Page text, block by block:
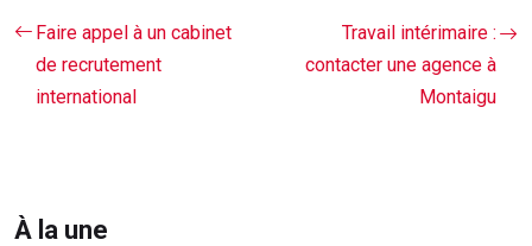
Faire appel à un cabinet
de recrutement
international
Travail intérimaire :
contacter une agence à
Montaigu
À la une